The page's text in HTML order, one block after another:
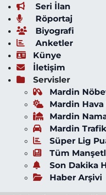
Seri İlan
Röportaj
Biyografi
Anketler
Künye
İletişim
Servisler
Mardin
Mardin
Mardin
Mardin
Süper Lig
Tüm
Son Dakika
Haber Arşivi